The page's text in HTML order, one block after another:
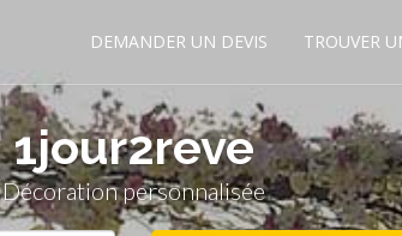
DEMANDER UN DEVIS TROUVER
1jour2reve
Décoration personnalisée